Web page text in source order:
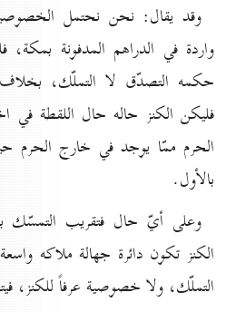
وقد يقال: نحن نحتمل الخصوصية
واردة في الدراهم المدفونة بمكة،
حكمه التصدّق لا التملّك،
فليكن الكنز حاله حال اللقطة
الحرم ممّا يوجد في خارج الحرم
بالأول.
وعلى أيّ حال فتقريب التمسّك
الكنز تكون دائرة جهالة ملاكه
التملّك، ولا خصوصية عرفاً للكنز،